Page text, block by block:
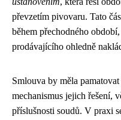
převzetím pivovaru. Tato
během přechodného
prodávajícího ohledně
Smlouva by měla pamatovat
mechanismus jejich řešení,
příslušnosti soudů. V praxi